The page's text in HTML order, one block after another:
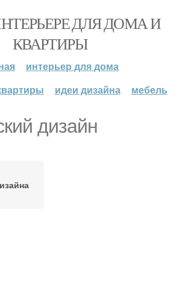
ДЛЯ ДОМА И
КВАРТИРЫ
интерьер для дома
идеи дизайна мебель
дизайн